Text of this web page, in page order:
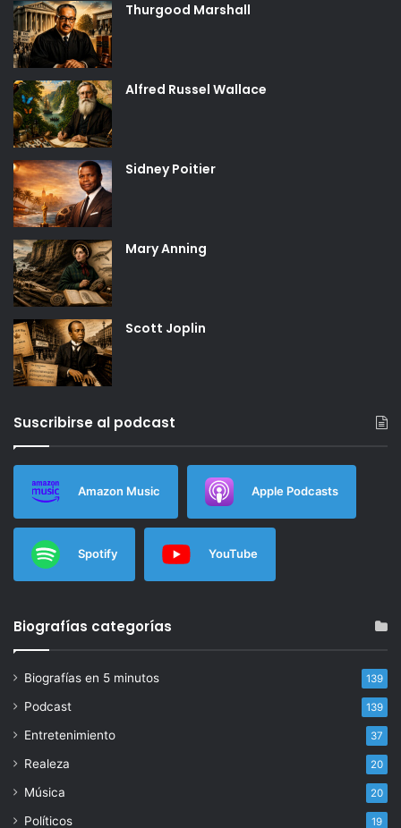
Thurgood Marshall
Alfred Russel Wallace
Sidney Poitier
Mary Anning
Scott Joplin
Suscribirse al podcast
Amazon Music Apple Podcasts
Spotify YouTube
Biografías categorías
Biografías en 5 minutos 139
Podcast 139
Entretenimiento 37
Realeza 20
Música 20
Políticos 19